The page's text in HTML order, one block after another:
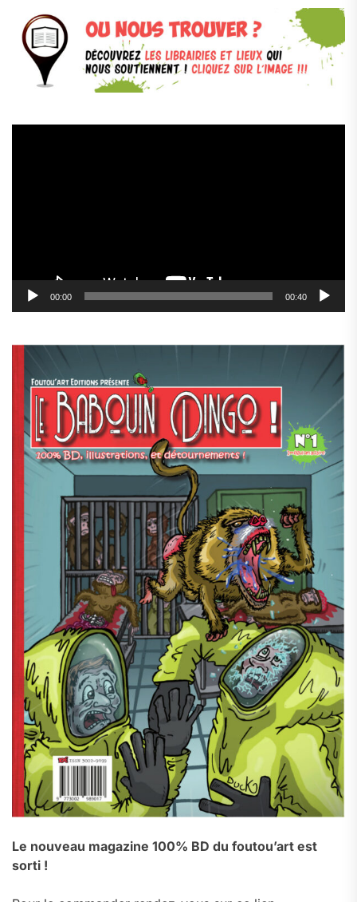
00:00 00:40
Le nouveau magazine 100% BD du foutou’art est
sorti !